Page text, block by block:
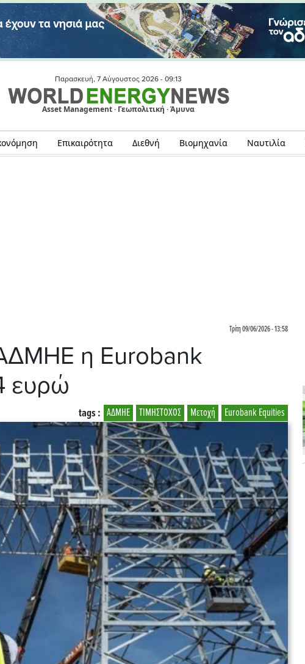
Παρασκευή, 7 Αύγουστος 2026 - 09:13
Asset Management · Γεωπολιτική · Άμυνα
Επικαιρότητα Διεθνή Βιομηχανία Ναυτιλία
Τρίτη 09/06/2026 - 13:58
η Eurobank
ευρώ
Eurobank Equities
Μετοχή
ΤΙΜΗΣΤΟΧΟΣ
ΑΔΜΗΕ
tags :